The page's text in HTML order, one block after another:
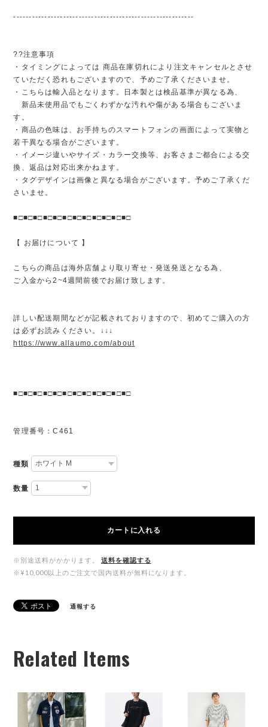
----------------------------------------------------------
??注意事項
・タイミングによっては 商品在庫切れにより注文キャンセルとさせ
ていただく恐れもございますので、予めご了承くださいませ。
・こちらは輸入品となります。日本製とは検品基準が異なる為、
新品未使用品でもごくわずかな汚れや傷がある場合もございま
す。
・商品の色味は、お手持ちのスマートフォンの画面によって実物と
若干異なる場合がございます。
・イメージ違いやサイズ・カラー交換等、お客さまご都合による交
換、返品は対応出来かねます。
・タグデザインは画像と異なる場合がございます。予めご了承くだ
さいませ。
■□■□■□■□■□■□■□■□■□■□■□■□
【 お届けについて 】
こちらの商品は海外店舗より取り寄せ・発送発送となる為、
ご入金から2~4週間前後でお届け致します。
詳しい配送期間などが記載されておりますので、初めてご購入の方
は必ずお読みください。↓↓↓
https://www.allaumo.com/about
■□■□■□■□■□■□■□■□■□■□■□■□
管理番号：C461
種類
数量
カートに入れる
※別途送料がかかります。
送料を確認する
※¥10,000以上のご注文で国内送料が無料になります。
通報する
Related Items